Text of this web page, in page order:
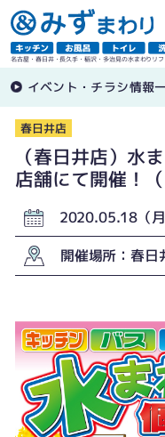
名古屋・春日井・長久手・稲沢・多治見の水まわりリ
イベント・チラシ情報
春日井店
（春日井店）水
店舗にて開催！
2020.05.18（
開催場所：春